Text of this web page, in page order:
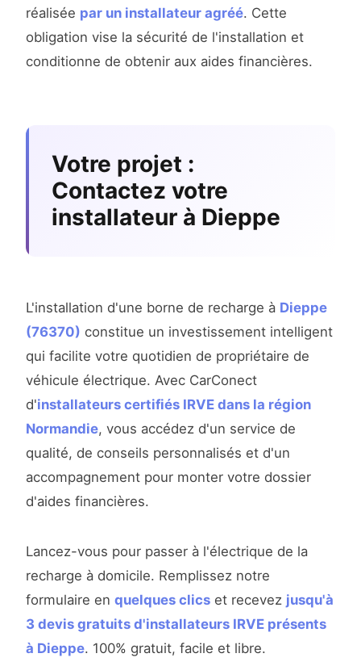
réalisée par un installateur agréé. Cette
obligation vise la sécurité de l'installation et
conditionne de obtenir aux aides financières.
Votre projet :
Contactez votre
installateur à Dieppe
L'installation d'une borne de recharge à Dieppe
(76370) constitue un investissement intelligent
qui facilite votre quotidien de propriétaire de
véhicule électrique. Avec CarConect
d'installateurs certifiés IRVE dans la région
Normandie, vous accédez d'un service de
qualité, de conseils personnalisés et d'un
accompagnement pour monter votre dossier
d'aides financières.
Lancez-vous pour passer à l'électrique de la
recharge à domicile. Remplissez notre
formulaire en quelques clics et recevez jusqu'à
3 devis gratuits d'installateurs IRVE présents
à Dieppe. 100% gratuit, facile et libre.